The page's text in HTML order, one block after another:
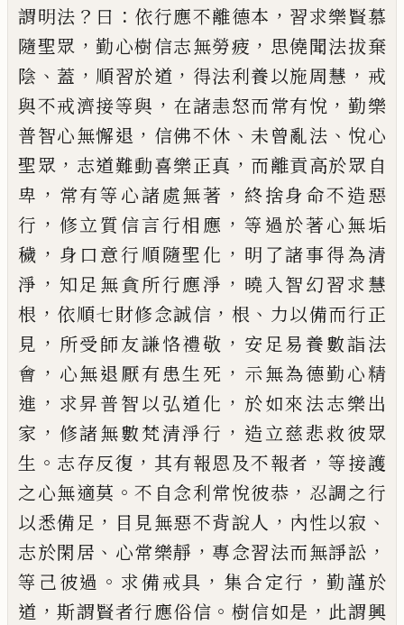
謂明法 ？ 曰 ： 依行應不離德本 ， 習求樂賢慕
隨聖眾 ，勤心樹信志無勞疲 ， 思僥聞法拔棄
陰 、 蓋 ， 順習於道 ， 得法利養以施周慧 ， 戒
與不戒濟接等與 ， 在諸恚怒而常有悅 ， 勤樂
普智心無懈退 ， 信佛不休 、 未曾亂法 、 悅心
聖眾 ， 志道難動喜樂正真 ， 而離貢高於眾自
卑 ， 常有等心諸處無著 ， 終捨身命不造惡
行 ， 修立質信言行相應 ， 等過於著心無垢
穢 ， 身口意行順隨聖化 ， 明了諸事得為清
淨 ， 知足無貪所行應淨 ， 曉入智幻習求慧
根 ， 依順七財修念誠信 ， 根 、 力以備而行正
見 ， 所受師友謙恪禮敬 ， 安足易養數詣法
會 ， 心無退厭有患生死 ， 示無為德勤心精
進 ， 求昇普智以弘道化 ， 於如來法志樂出
家 ， 修諸無數梵清淨行 ， 造立慈悲救彼眾
生 。 志存反復 ， 其有報恩及不報者 ，等接護
之心無適莫 。不自念利常悅彼恭 ， 忍調之行
以悉備足 ， 目 見無惡不背說人 ， 內性以寂 、
志於閑居 、 心常樂靜 ， 專念習法而無諍訟 ，
等己彼過 。 求備戒具 ， 集合定行 ， 勤謹於
道 ，斯謂賢者行應俗信 。 樹信如是 ， 此謂興